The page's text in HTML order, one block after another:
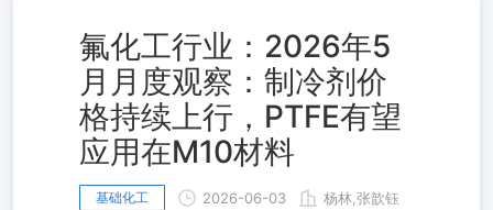
氟化工行业：2026年5
月月度观察：制冷剂价
格持续上行，PTFE有望
应用在M10材料
基础化工 2026-06-03
杨林,张歆钰